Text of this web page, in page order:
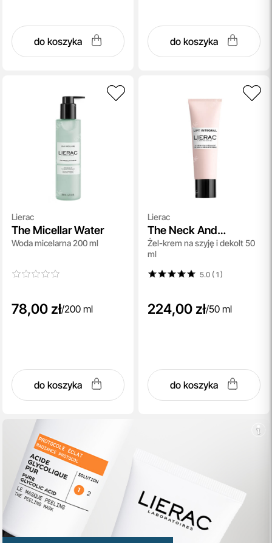
do koszyka do koszyka
Lierac
The Micellar Water
Woda micelarna 200 ml
78,00 zł/200 ml
do koszyka
Lierac
The Neck And
Decollete Cream
Żel-krem na szyję i dekolt 50
ml
5.0 ( 1)
224,00 zł/50 ml
do koszyka